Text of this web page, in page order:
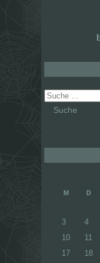
Suche
nach:
M D
3
4
10
11
17
18